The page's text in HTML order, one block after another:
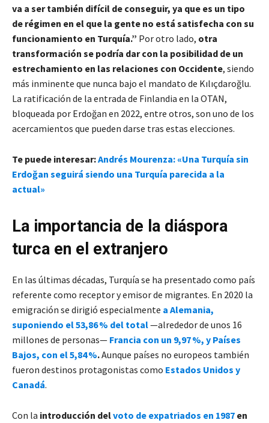
va a ser también difícil de conseguir, ya que es un tipo
de régimen en el que la gente no está satisfecha con su
funcionamiento en Turquía.” Por otro lado, otra
transformación se podría dar con la posibilidad de un
estrechamiento en las relaciones con Occidente, siendo
más inminente que nunca bajo el mandato de Kılıçdaroğlu.
La ratificación de la entrada de Finlandia en la OTAN,
bloqueada por Erdoğan en 2022, entre otros, son uno de los
acercamientos que pueden darse tras estas elecciones.
Te puede interesar:Andrés Mourenza: «Una Turquía sin
Erdoğan seguirá siendo una Turquía parecida a la
actual»
La importancia de la diáspora
turca en el extranjero
En las últimas décadas, Turquía se ha presentado como país
referente como receptor y emisor de migrantes. En 2020 la
emigración se dirigió especialmente a Alemania,
suponiendo el 53,86 % del total—alrededor de unos 16
millones de personas— Francia con un 9,97 %, y Países
Bajos, con el 5,84 %.Aunque países no europeos también
fueron destinos protagonistas como Estados Unidos y
Canadá.
Con la introducción delvoto de expatriados en 1987 en